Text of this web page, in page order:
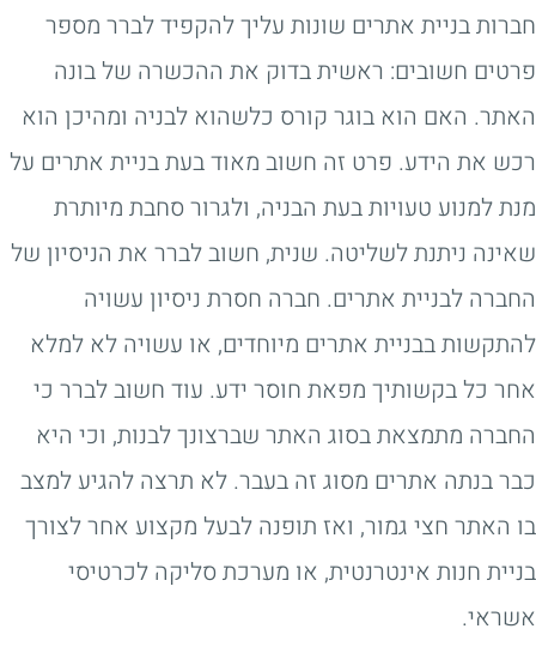
חברות בניית אתרים שונות עליך להקפיד לברר מספר
פרטים חשובים: ראשית בדוק את ההכשרה של בונה
האתר. האם הוא בוגר קורס כלשהוא לבניה ומהיכן הוא
רכש את הידע. פרט זה חשוב מאוד בעת בניית אתרים על
מנת למנוע טעויות בעת הבניה, ולגרור סחבת מיותרת
שאינה ניתנת לשליטה. שנית, חשוב לברר את הניסיון של
החברה לבניית אתרים. חברה חסרת ניסיון עשויה
להתקשות בבניית אתרים מיוחדים, או עשויה לא למלא
אחר כל בקשותיך מפאת חוסר ידע. עוד חשוב לברר כי
החברה מתמצאת בסוג האתר שברצונך לבנות, וכי היא
כבר בנתה אתרים מסוג זה בעבר. לא תרצה להגיע למצב
בו האתר חצי גמור, ואז תופנה לבעל מקצוע אחר לצורך
בניית חנות אינטרנטית, או מערכת סליקה לכרטיסי
אשראי.